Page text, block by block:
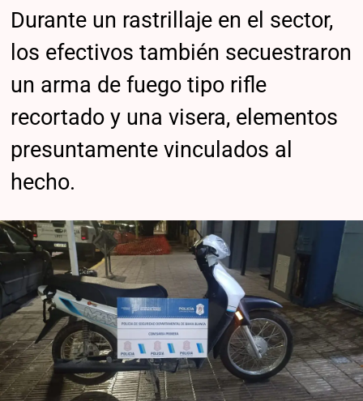
Durante un rastrillaje en el sector,
los efectivos también secuestraron
un arma de fuego tipo rifle
recortado y una visera, elementos
presuntamente vinculados al
hecho.